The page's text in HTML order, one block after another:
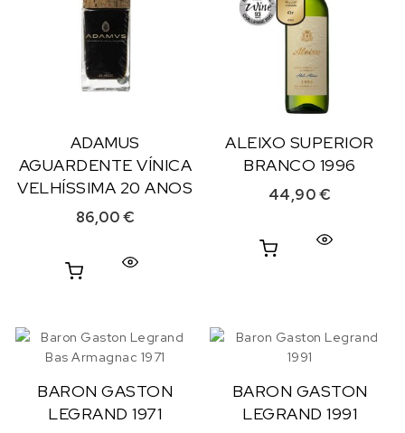
ADAMUS
AGUARDENTE VÍNICA
VELHÍSSIMA 20 ANOS
86,00€
ALEIXO SUPERIOR
BRANCO 1996
44,90€
BARON GASTON
LEGRAND 1971
BARON GASTON
LEGRAND 1991